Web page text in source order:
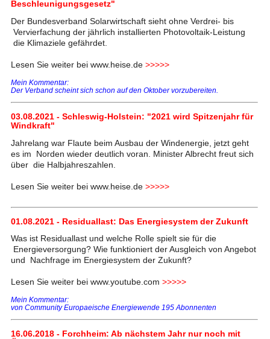
Beschleunigungsgesetz"
Der Bundesverband Solarwirtschaft sieht ohne Verdrei- bis
Vervierfachung der jährlich installierten Photovoltaik-Leistung
die Klimaziele gefährdet.
Lesen Sie weiter bei www.heise.de >>>>>
Mein Kommentar:
Der Verband scheint sich schon auf den Oktober vorzubereiten.
03.08.2021 - Schleswig-Holstein: "2021 wird Spitzenjahr für
Windkraft"
Jahrelang war Flaute beim Ausbau der Windenergie, jetzt geht
es im Norden wieder deutlich voran. Minister Albrecht freut sich
über die Halbjahreszahlen.
Lesen Sie weiter bei www.heise.de >>>>>
01.08.2021 - Residuallast: Das Energiesystem der Zukunft
Was ist Residuallast und welche Rolle spielt sie für die
Energieversorgung? Wie funktioniert der Ausgleich von Angebot
und Nachfrage im Energiesystem der Zukunft?
Lesen Sie weiter bei www.youtube.com >>>>>
Mein Kommentar:
von Community Europaeische Energiewende 195 Abonnenten
16.06.2018 - Forchheim: Ab nächstem Jahr nur noch mit